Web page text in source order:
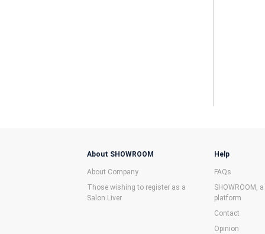
About SHOWROOM
About Company
Those wishing to register as a
Salon Liver
Help
FAQs
SHOWROOM,
platform
Contact
Opinion